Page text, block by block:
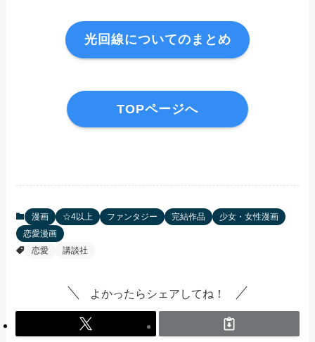
光回線についてのまとめ
TOPページへ
漫画 ☆4以上 ファンタジー 完結作品
少女・女性漫画
恋愛漫画
恋愛
講談社
よかったらシェアしてね！